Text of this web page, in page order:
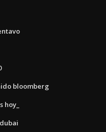
bloomberg